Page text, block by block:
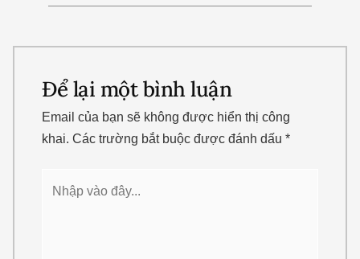
Để lại một bình luận
Email của bạn sẽ không được hiển thị công
khai. Các trường bắt buộc được đánh dấu*